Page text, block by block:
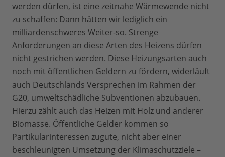
werden dürfen, ist eine zeitnahe Wärmewende nicht
zu schaffen: Dann hätten wir lediglich ein
milliardenschweres Weiter-so. Strenge
Anforderungen an diese Arten des Heizens dürfen
nicht gestrichen werden. Diese Heizungsarten auch
noch mit öffentlichen Geldern zu fördern, widerläuft
auch Deutschlands Versprechen im Rahmen der
G20, umweltschädliche Subventionen abzubauen.
Hierzu zählt auch das Heizen mit Holz und anderer
Biomasse. Öffentliche Gelder kommen so
Partikularinteressen zugute, nicht aber einer
beschleunigten Umsetzung der Klimaschutzziele –